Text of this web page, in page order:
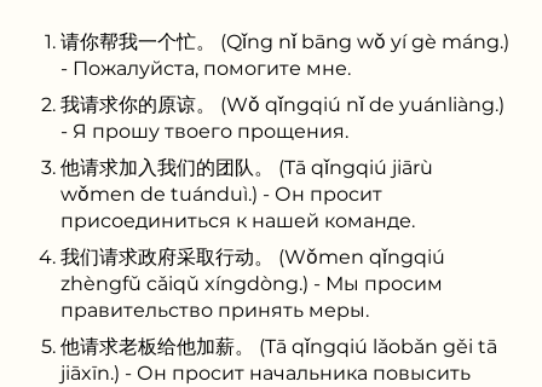
请你帮我一个忙。 (Qǐng nǐ bāng wǒ yí gè máng.)
- Пожалуйста, помогите мне.
我请求你的原谅。 (Wǒ qǐngqiú nǐ de yuánliàng.)
- Я прошу твоего прощения.
他请求加入我们的团队。 (Tā qǐngqiú jiārù
wǒmen de tuánduì.) - Он просит
присоединиться к нашей команде.
我们请求政府采取行动。 (Wǒmen qǐngqiú
zhèngfǔ cǎiqǔ xíngdòng.) - Мы просим
правительство принять меры.
他请求老板给他加薪。 (Tā qǐngqiú lǎobǎn gěi tā
jiāxīn.) - Он просит начальника повысить